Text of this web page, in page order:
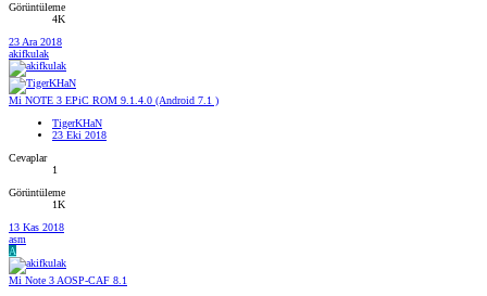
Görüntüleme
4K
23 Ara 2018
akifkulak
Mi NOTE 3 EPiC ROM 9.1.4.0 (Android 7.1 )
TigerKHaN
23 Eki 2018
Cevaplar
1
Görüntüleme
1K
13 Kas 2018
asm
A
Mi Note 3 AOSP-CAF 8.1